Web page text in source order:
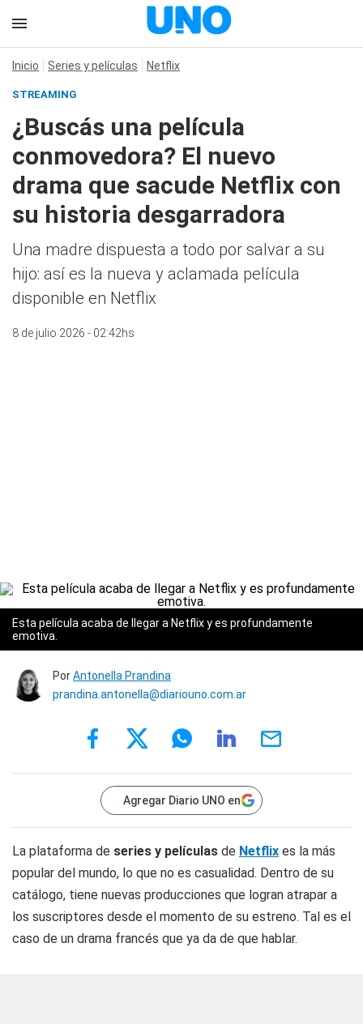
Inicio Series y películas Netflix
STREAMING
¿Buscás una película
conmovedora? El nuevo
drama que sacude Netflix con
su historia desgarradora
Una madre dispuesta a todo por salvar a su
hijo: así es la nueva y aclamada película
disponible en Netflix
8 de julio 2026 - 02:42hs
Esta película acaba de llegar a Netflix y es profundamente
emotiva.
PorAntonella Prandina
prandina.antonella@diariouno.com.ar
Agregar Diario UNO en
La plataforma de series y películas de Netflix es la más
popular del mundo, lo que no es casualidad. Dentro de su
catálogo, tiene nuevas producciones que logran atrapar a
los suscriptores desde el momento de su estreno. Tal es el
caso de un drama francés que ya da de que hablar.